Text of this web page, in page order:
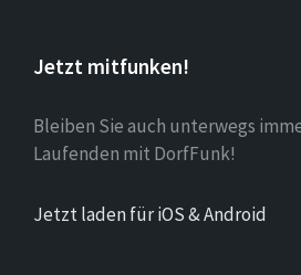
Jetzt mitfunken!
Bleiben Sie auch unterwegs
Laufenden mit DorfFunk!
Jetzt laden für iOS & Android